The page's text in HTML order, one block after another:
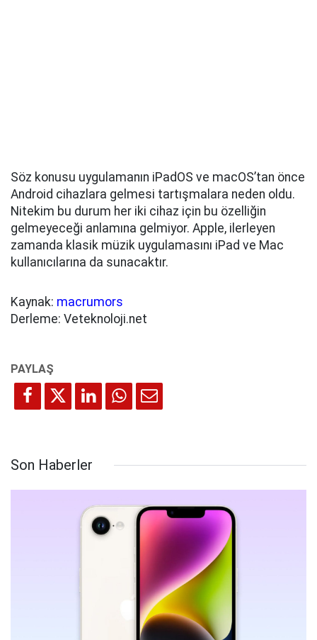
Söz konusu uygulamanın iPadOS ve macOS’tan önce
Android cihazlara gelmesi tartışmalara neden oldu.
Nitekim bu durum her iki cihaz için bu özelliğin
gelmeyeceği anlamına gelmiyor. Apple, ilerleyen
zamanda klasik müzik uygulamasını iPad ve Mac
kullanıcılarına da sunacaktır.
Kaynak: macrumors
Derleme: Veteknoloji.net
Son Haberler